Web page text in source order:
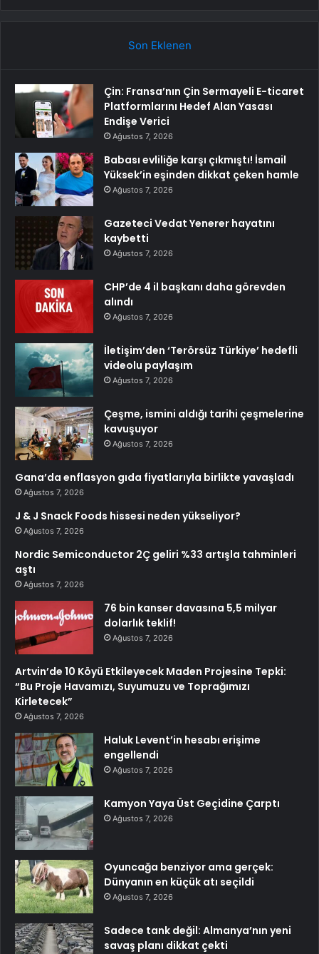
Son Eklenen
Çin: Fransa’nın Çin Sermayeli E-ticaret
Platformlarını Hedef Alan Yasası
Endişe Verici
Ağustos 7, 2026
Babası evliliğe karşı çıkmıştı! İsmail
Yüksek’in eşinden dikkat çeken hamle
Ağustos 7, 2026
Gazeteci Vedat Yenerer hayatını
kaybetti
Ağustos 7, 2026
CHP’de 4 il başkanı daha görevden
alındı
Ağustos 7, 2026
İletişim’den ‘Terörsüz Türkiye’ hedefli
videolu paylaşım
Ağustos 7, 2026
Çeşme, ismini aldığı tarihi çeşmelerine
kavuşuyor
Ağustos 7, 2026
Gana’da enflasyon gıda fiyatlarıyla birlikte yavaşladı
Ağustos 7, 2026
J & J Snack Foods hissesi neden yükseliyor?
Ağustos 7, 2026
Nordic Semiconductor 2Ç geliri %33 artışla tahminleri
aştı
Ağustos 7, 2026
76 bin kanser davasına 5,5 milyar
dolarlık teklif!
Ağustos 7, 2026
Artvin’de 10 Köyü Etkileyecek Maden Projesine Tepki:
“Bu Proje Havamızı, Suyumuzu ve Toprağımızı
Kirletecek”
Ağustos 7, 2026
Haluk Levent’in hesabı erişime
engellendi
Ağustos 7, 2026
Kamyon Yaya Üst Geçidine Çarptı
Ağustos 7, 2026
Oyuncağa benziyor ama gerçek:
Dünyanın en küçük atı seçildi
Ağustos 7, 2026
Sadece tank değil: Almanya’nın yeni
savaş planı dikkat çekti